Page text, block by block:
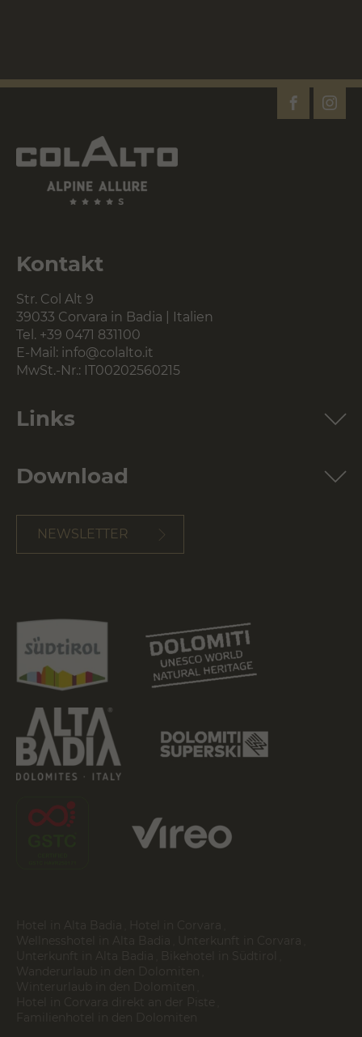
Kontakt
Str. Col Alt 9
39033 Corvara in Badia | Italien
Tel. +39 0471 831100
E-Mail: info@colalto.it
MwSt.-Nr.: IT00202560215
Links
Download
NEWSLETTER